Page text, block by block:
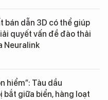
bán dẫn 3D có thể giúp
quyết vấn đề đào thải
Neuralink
hiểm”: Tàu dầu
bắt giữa biển, hàng loạt